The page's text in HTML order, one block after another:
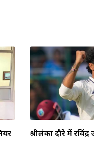
श्रीलंका दौरे में